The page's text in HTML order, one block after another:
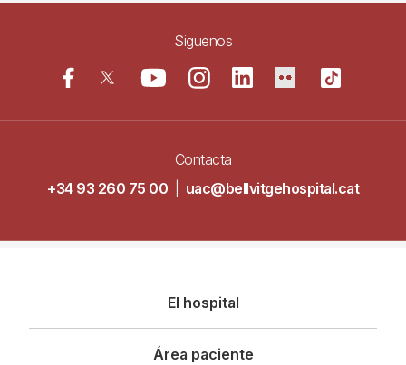
Siguenos
Contacta
+34 93 260 75 00
uac@bellvitgehospital.cat
principal
El hospital
Área paciente